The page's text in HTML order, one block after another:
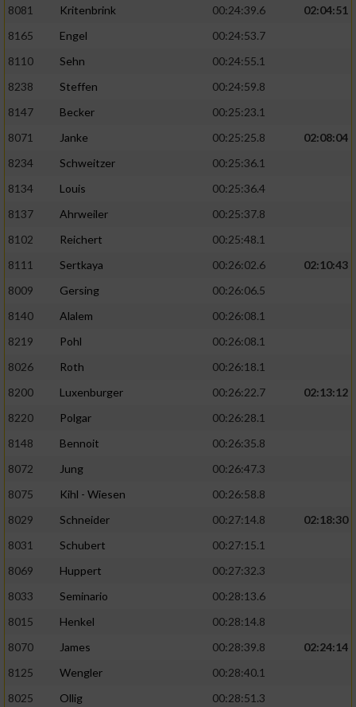
8081
Kritenbrink 00:24:39.6
02:04:51
8165
Engel
00:24:53.7
8110
Sehn
00:24:55.1
8238
Steffen
00:24:59.8
8147
Becker
00:25:23.1
8071
Janke 00:25:25.8
02:08:04
8234
Schweitzer
00:25:36.1
8134
Louis
00:25:36.4
8137
Ahrweiler
00:25:37.8
8102
Reichert
00:25:48.1
8111
Sertkaya 00:26:02.6
02:10:43
8009
Gersing
00:26:06.5
8140
Alalem
00:26:08.1
8219
Pohl
00:26:08.1
8026
Roth
00:26:18.1
8200
Luxenburger 00:26:22.7
02:13:12
8220
Polgar
00:26:28.1
8148
Bennoit
00:26:35.8
8072
Jung
00:26:47.3
8075
Kihl - Wiesen
00:26:58.8
8029
Schneider 00:27:14.8
02:18:30
8031
Schubert
00:27:15.1
8069
Huppert
00:27:32.3
8033
Seminario
00:28:13.6
8015
Henkel
00:28:14.8
8070
James 00:28:39.8
02:24:14
8125
Wengler
00:28:40.1
8025
Ollig 00:28:51.3